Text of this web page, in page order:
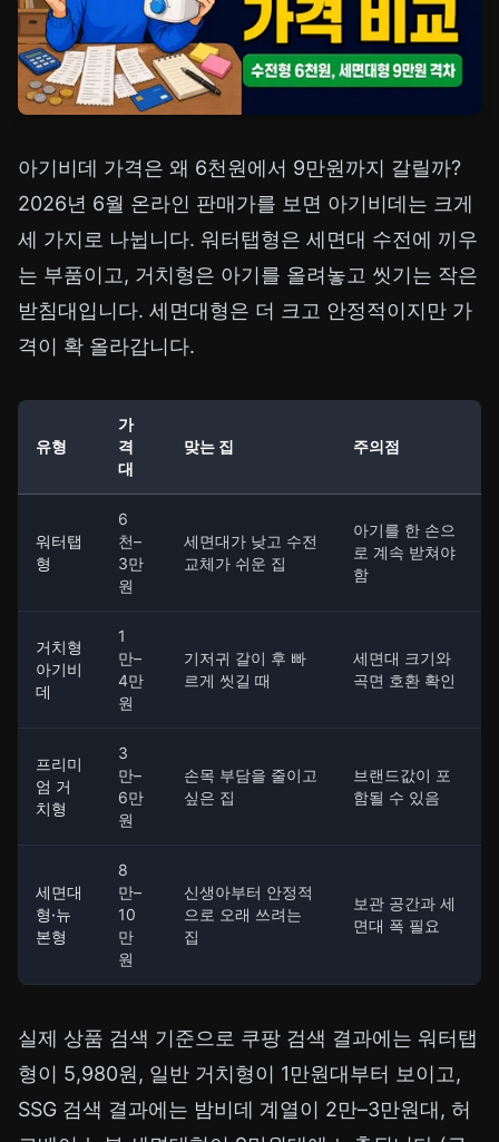
아기비데 가격은 왜 6천원에서 9만원까지 갈릴까?
2026년 6월 온라인 판매가를 보면 아기비데는 크게
세 가지로 나뉩니다. 워터탭형은 세면대 수전에 끼우
는 부품이고, 거치형은 아기를 올려놓고 씻기는 작은
받침대입니다. 세면대형은 더 크고 안정적이지만 가
격이 확 올라갑니다.
유형
가
격
대
맞는 집 주의점
워터탭
형
6
천–
3만
원
세면대가 낮고 수전
교체가 쉬운 집
아기를 한 손으
로 계속 받쳐야
함
거치형
아기비
데
1
만–
4만
원
기저귀 갈이 후 빠
르게 씻길 때
세면대 크기와
곡면 호환 확인
프리미
엄 거
치형
3
만–
6만
원
손목 부담을 줄이고
싶은 집
브랜드값이 포
함될 수 있음
세면대
형·뉴
본형
8
만–
10
만
원
신생아부터 안정적
으로 오래 쓰려는
집
보관 공간과 세
면대 폭 필요
실제 상품 검색 기준으로 쿠팡 검색 결과에는 워터탭
형이 5,980원, 일반 거치형이 1만원대부터 보이고,
SSG 검색 결과에는 밤비데 계열이 2만–3만원대, 허